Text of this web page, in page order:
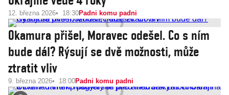
12. března 2026 18:30Padni komu padni
Okamura přišel, Moravec odešel. Co s ním
bude dál? Rýsují se dvě možnosti, může
ztratit vliv
9. března 2026 18:00Padni komu padni